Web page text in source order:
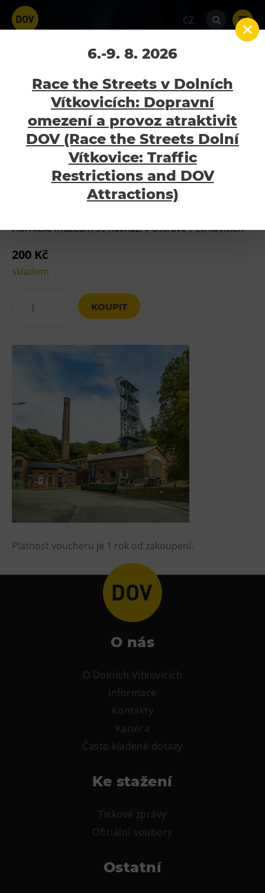
CZ
Voucher Hornické
muzeum Landek Park
200 Kč
Home E-shop Vouchery
Voucher
Hornické muzeum Landek Park 200 Kč
Atraktivity
Bolt Tower
Velký svět techniky
Malý svět techniky U6
Gong
Lezecká stěna
Prohlídky
Dolní Vítkovice
Hornické muzeum
Občerstvení
Kavárna Velký Svět techniky
Restaurace VP ART
CØKAFE Dolní Vítkovice
Tematické dárkové poukazy
Voucher Hornické muzeum Landek
Park 200 Kč
Hornické muzeum se nachází v Ostravě-Petřkovicích
200 Kč
skladem
KOUPIT
Platnost voucheru je 1 rok od zakoupení.
O nás
O Dolních Vítkovicích
Informace
Kontakty
Kariéra
Často kladené dotazy
Ke stažení
Tiskové zprávy
Oficiální soubory
Ostatní
6.-9. 8. 2026
Race the Streets v Dolních
Vítkovicích: Dopravní
omezení a provoz atraktivit
DOV (Race the Streets Dolní
Vítkovice: Traffic
Restrictions and DOV
Attractions)